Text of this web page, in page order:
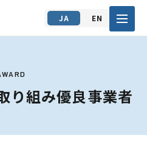
JA EN
り組み優良事業者